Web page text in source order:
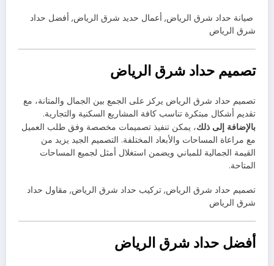
صيانة حداد شرق الرياض, أعمال حديد شرق الرياض, أفضل حداد
شرق الرياض
تصميم حداد شرق الرياض
تصميم حداد شرق الرياض يركز على الجمع بين الجمال والمتانة، مع
تقديم أشكال مبتكرة تناسب كافة المشاريع السكنية والتجارية.
بالإضافة إلى ذلك، يمكن تنفيذ تصميمات مخصصة وفق طلب العميل
مع مراعاة المساحات والأبعاد المختلفة. التصميم الجيد يزيد من
القيمة الجمالية للمباني ويضمن استغلال أمثل لجميع المساحات
المتاحة.
تصميم حداد شرق الرياض, تركيب حداد شرق الرياض, مقاول حداد
شرق الرياض
أفضل حداد شرق الرياض